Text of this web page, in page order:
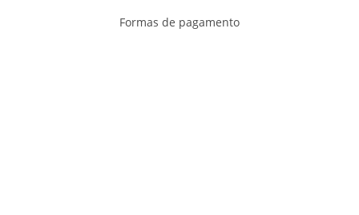
Formas de pagamento